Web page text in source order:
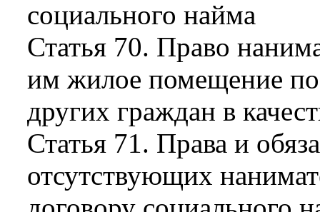
социального найма
Статья 70. Право
им жилое помещение по
других граждан в
Статья 71. Права и
отсутствующих